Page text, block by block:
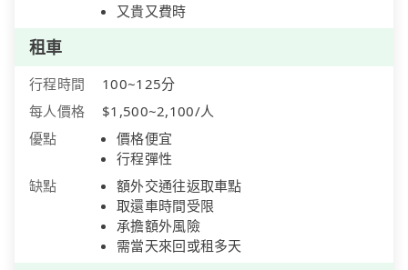
又貴又費時
租車
行程時間
100~125分
每人價格
$1,500~2,100/人
優點
價格便宜
行程彈性
缺點
額外交通往返取車點
取還車時間受限
承擔額外風險
需當天來回或租多天